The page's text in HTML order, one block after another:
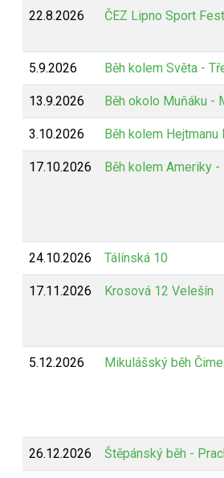
22.8.2026 ČEZ Lipno Sport
5.9.2026 Běh kolem Světa -
13.9.2026 Běh okolo Muňáku -
3.10.2026 Běh kolem Hejtmanu
17.10.2026 Běh kolem Ameriky
24.10.2026 Tálínská 10
17.11.2026 Krosová 12 Velešín
5.12.2026 Mikulášský běh
26.12.2026 Štěpánský běh -